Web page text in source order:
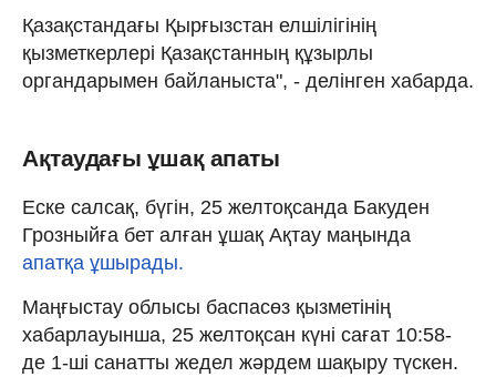
Қазақстандағы Қырғызстан елшілігінің
қызметкерлері Қазақстанның құзырлы
органдарымен байланыста", - делінген хабарда.
Ақтаудағы ұшақ апаты
Еске салсақ, бүгін, 25 желтоқсанда Бакуден
Грозныйға бет алған ұшақ Ақтау маңында
апатқа ұшырады.
Маңғыстау облысы баспасөз қызметінің
хабарлауынша, 25 желтоқсан күні сағат 10:58-
де 1-ші санатты жедел жәрдем шақыру түскен.